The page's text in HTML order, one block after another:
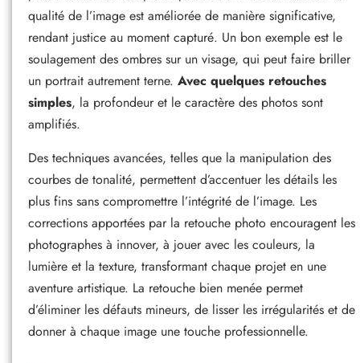
qualité de l’image est améliorée de manière significative,
rendant justice au moment capturé. Un bon exemple est le
soulagement des ombres sur un visage, qui peut faire briller
un portrait autrement terne. Avec quelques retouches
simples, la profondeur et le caractère des photos sont
amplifiés.
Des techniques avancées, telles que la manipulation des
courbes de tonalité, permettent d’accentuer les détails les
plus fins sans compromettre l’intégrité de l’image. Les
corrections apportées par la retouche photo encouragent les
photographes à innover, à jouer avec les couleurs, la
lumière et la texture, transformant chaque projet en une
aventure artistique. La retouche bien menée permet
d’éliminer les défauts mineurs, de lisser les irrégularités et de
donner à chaque image une touche professionnelle.